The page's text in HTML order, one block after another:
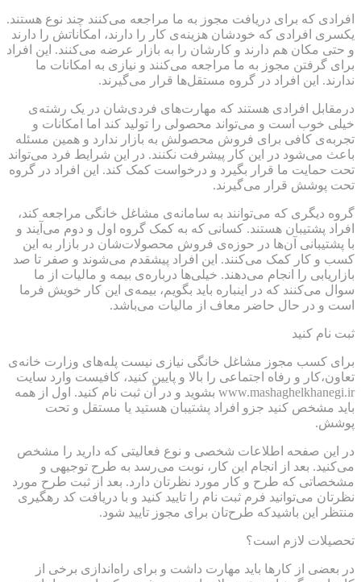
افرادی که برای دریافت مجوز به ما مراجعه می‌کنند چند نوع هستند.
یکسری افرادی که خودشان هزینه‌ی کار را دارند، امکاناتش را دارند
و حتی مکان هم دارند و کارشان را به بازار عرضه می‌کنند. این افراد
برای گرفتن مجوز به ما مراجعه می‌کنند و نیازی به امکانات ما
ندارند. این افراد در گروه مستقل‌ها قرار می‌گیرند.
درمقابل افرادی هستند که مهارت‌های فردی‌شان در یک رشته‌ی
خیلی خوب است و می‌تواند محصولی را تولید کند اما امکانات و
تجربه‌ی کافی برای فروش محصولش به بازار ندارد و همین مسئله
باعث می‌شود در این کار پیشرفت نکنند. در این شرایط فرد می‌تواند
تحت حمایت ما قرار بگیرد و درخواست کمک کند. این افراد در گروه
تحت پوشش قرار می‌گیرند.
گروه دیگری که می‌توانند به سامانه‌ی مشاغل خانگی مراجعه کند،
افراد پشتیبان هستند. کسانی که به کمک گروه اول و دوم می‌آیند و
با پشتیبانی آن‌ها در حوزه‌ی فروش محصولات‌شان در بازار به این
کسب و کار کمک می‌کنند. این افراد پیشقدم می‌شوند و صفر تا صد
بازاریابی را انجام می‌دهند. خیلی‌ها درباره‌ی بیمه و مالیات از ما
سوال می‌کنند که در اینباره باید بگویم، بیمه‌ی این کار خویش فرما
است و در حال حاضر معاف از مالیات می‌باشد.
ثبت نام کنید
برای کسب مجوز مشاغل خانگی نیازی نیست پله‌های وزارت خانه‌ی
تعاون،کار و رفاه اجتماعی را بالا و پایین کنید، کافیست وارد سایت
www.mashaghelkhanegi.ir بشوید و در آن ثبت نام کنید. اول از همه
باید مشخص کنید جزو افراد پشتیبان هستید یا مستقل و تحت
پوشش.
در این صفحه اطلاعات شخصی و نوع فعالیتی که دارید را مشخص
می‌کنید. بعد از انجام این کار، نوبت می‌رسد به طرح توجیهی و
مشخصاتی که طرح و کار مورد نظرتان دارد. بعد از ثبت طرح مورد
نظرتان می‌توانید فرم ثبت نام را تایید کنید و با دریافت کد رهگیری
منتظر این باشیدکه طرح‌تان برای مجوز تایید شود.
تحصیلات لازم است؟
در بعضی از کارها باید مهارت داشت و برای راه‌اندازی برخی از